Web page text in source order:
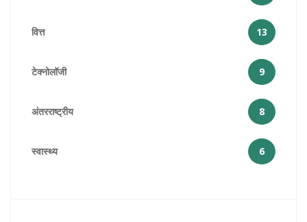
वित्त 13
टेक्नोलॉजी 9
अंतरराष्ट्रीय 8
स्वास्थ्य 6